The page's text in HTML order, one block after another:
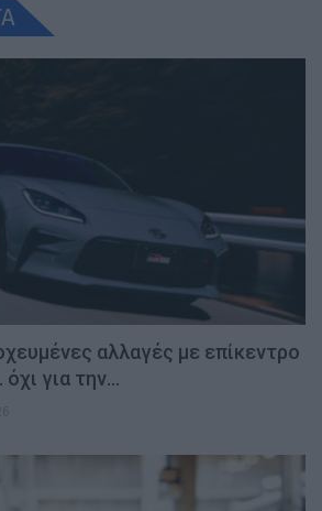
αλλαγές με επίκεντρο
για την…